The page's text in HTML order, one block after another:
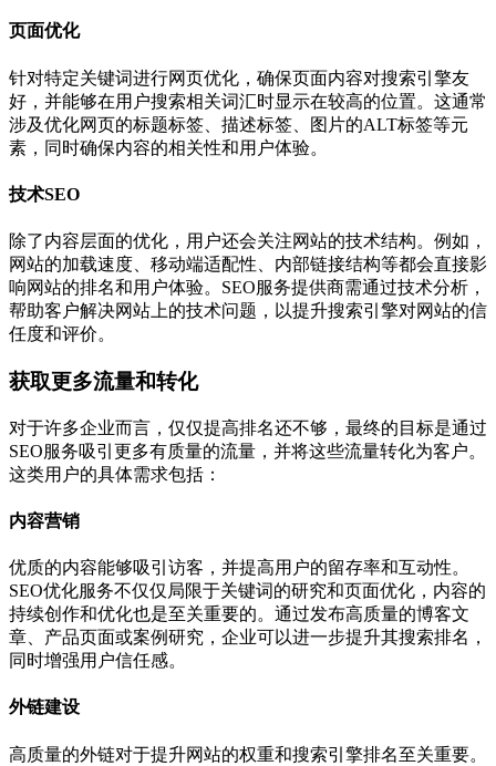
页面优化
针对特定关键词进行网页优化，确保页面内容对搜索引擎友
好，并能够在用户搜索相关词汇时显示在较高的位置。这通常
涉及优化网页的标题标签、描述标签、图片的ALT标签等元
素，同时确保内容的相关性和用户体验。
技术SEO
除了内容层面的优化，用户还会关注网站的技术结构。例如，
网站的加载速度、移动端适配性、内部链接结构等都会直接影
响网站的排名和用户体验。SEO服务提供商需通过技术分析，
帮助客户解决网站上的技术问题，以提升搜索引擎对网站的信
任度和评价。
获取更多流量和转化
对于许多企业而言，仅仅提高排名还不够，最终的目标是通过
SEO服务吸引更多有质量的流量，并将这些流量转化为客户。
这类用户的具体需求包括：
内容营销
优质的内容能够吸引访客，并提高用户的留存率和互动性。
SEO优化服务不仅仅局限于关键词的研究和页面优化，内容的
持续创作和优化也是至关重要的。通过发布高质量的博客文
章、产品页面或案例研究，企业可以进一步提升其搜索排名，
同时增强用户信任感。
外链建设
高质量的外链对于提升网站的权重和搜索引擎排名至关重要。